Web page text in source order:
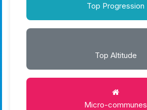
Top Progression
Top Altitude
Micro-communes